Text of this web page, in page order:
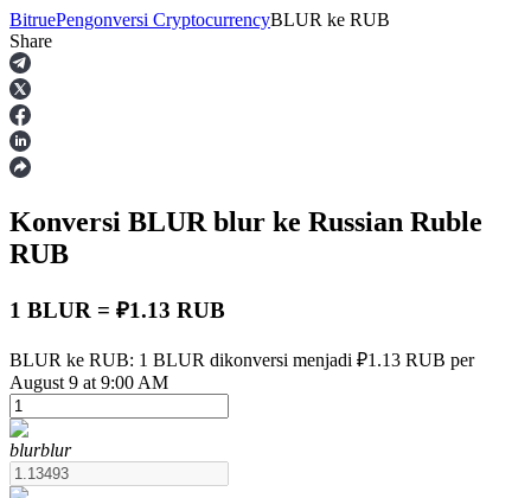
Berjangka
USDT Berjangka
Kontrak berjangka menggunakan USDT sebagai jaminannya
BitruePengonversi CryptocurrencyBLUR ke RUB
Share
Konversi BLUR blur ke Russian Ruble
RUB
1 BLUR = ₽1.13 RUB
BLUR ke RUB: 1 BLUR dikonversi menjadi ₽1.13 RUB per
August 9 at 9:00 AM
blurblur